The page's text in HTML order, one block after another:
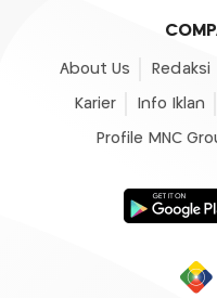
About Us Redaksi
Karier Info Iklan
Profile MNC